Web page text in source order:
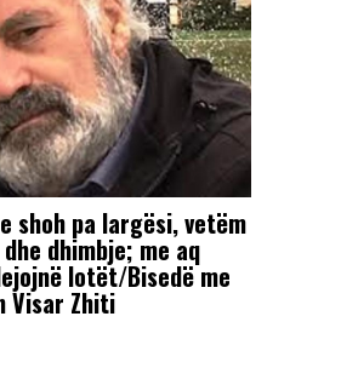
shoh pa largësi, vetëm
dhimbje; me aq
lotët/Bisedë me
Visar Zhiti